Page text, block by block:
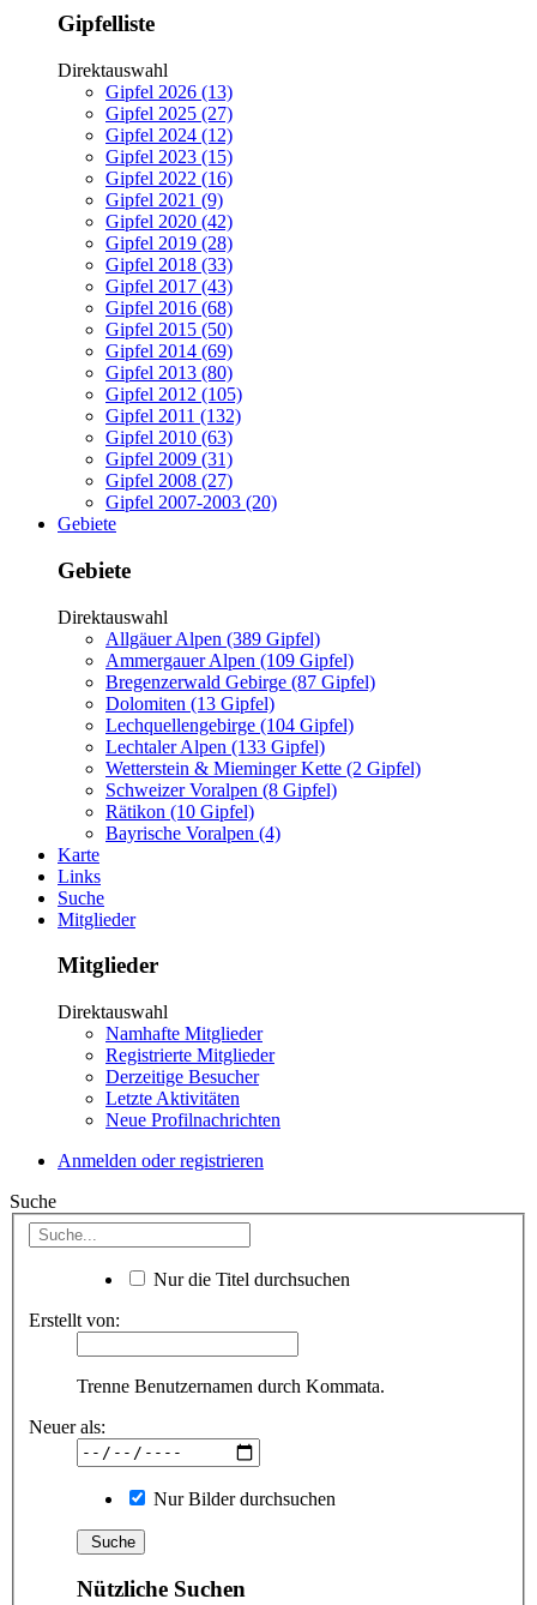
Gipfelliste
Direktauswahl
Gipfel 2026 (13)
Gipfel 2025 (27)
Gipfel 2024 (12)
Gipfel 2023 (15)
Gipfel 2022 (16)
Gipfel 2021 (9)
Gipfel 2020 (42)
Gipfel 2019 (28)
Gipfel 2018 (33)
Gipfel 2017 (43)
Gipfel 2016 (68)
Gipfel 2015 (50)
Gipfel 2014 (69)
Gipfel 2013 (80)
Gipfel 2012 (105)
Gipfel 2011 (132)
Gipfel 2010 (63)
Gipfel 2009 (31)
Gipfel 2008 (27)
Gipfel 2007-2003 (20)
Gebiete
Gebiete
Direktauswahl
Allgäuer Alpen (389 Gipfel)
Ammergauer Alpen (109 Gipfel)
Bregenzerwald Gebirge (87 Gipfel)
Dolomiten (13 Gipfel)
Lechquellengebirge (104 Gipfel)
Lechtaler Alpen (133 Gipfel)
Wetterstein & Mieminger Kette (2 Gipfel)
Schweizer Voralpen (8 Gipfel)
Rätikon (10 Gipfel)
Bayrische Voralpen (4)
Karte
Links
Suche
Mitglieder
Mitglieder
Direktauswahl
Namhafte Mitglieder
Registrierte Mitglieder
Derzeitige Besucher
Letzte Aktivitäten
Neue Profilnachrichten
Anmelden oder registrieren
Suche
Nur die Titel durchsuchen
Erstellt von:
Trenne Benutzernamen durch Kommata.
Neuer als:
Nur Bilder durchsuchen
Nützliche Suchen